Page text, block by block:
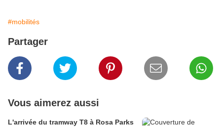
#mobilités
Partager
Vous aimerez aussi
L'arrivée du tramway T8 à Rosa Parks